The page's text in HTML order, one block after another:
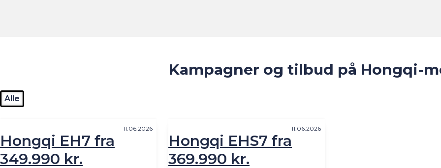
Kampagner og tilbud på Hongqi-
Alle
11.06.2026
Hongqi EH7 fra
349.990 kr.
11.06.2026
Hongqi EHS7 fra
369.990 kr.